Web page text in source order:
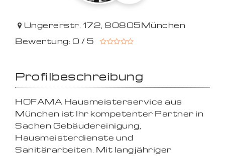
Ungererstr. 172, 80805München
Bewertung: 0 / 5
Profilbeschreibung
HOFAMA Hausmeisterservice aus
München ist Ihr kompetenter Partner in
Sachen Gebäudereinigung,
Hausmeisterdienste und
Sanitärarbeiten. Mit langjähriger